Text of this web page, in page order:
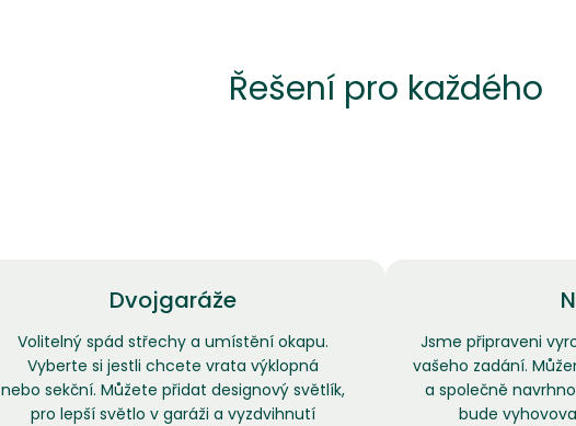
Řešení pro každého
Dvojgaráže
Volitelný spád střechy a umístění okapu.
Vyberte si jestli chcete vrata výklopná
nebo sekční. Můžete přidat designový světlík,
pro lepší světlo v garáži a vyzdvihnutí
Jsme připraveni
vašeho zadání.
a společně
bude